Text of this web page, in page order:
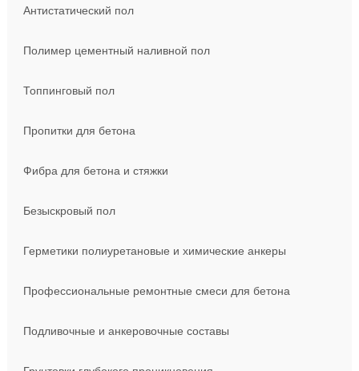
Антистатический пол
Полимер цементный наливной пол
Топпинговый пол
Пропитки для бетона
Фибра для бетона и стяжки
Безыскровый пол
Герметики полиуретановые и химические анкеры
Профессиональные ремонтные смеси для бетона
Подливочные и анкеровочные составы